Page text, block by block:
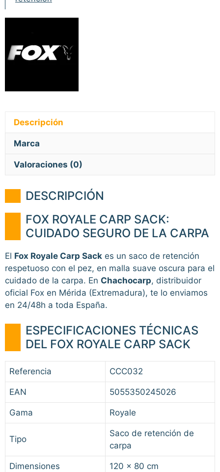
Descripción
Marca
Valoraciones (0)
DESCRIPCIÓN
FOX ROYALE CARP SACK:
CUIDADO SEGURO DE LA CARPA
El Fox Royale Carp Sack es un saco de retención
respetuoso con el pez, en malla suave oscura para el
cuidado de la carpa. En Chachocarp, distribuidor
oficial Fox en Mérida (Extremadura), te lo enviamos
en 24/48h a toda España.
ESPECIFICACIONES TÉCNICAS
DEL FOX ROYALE CARP SACK
Referencia CCC032
EAN 5055350245026
Gama Royale
Tipo
Saco de retención de
carpa
Dimensiones 120 x 80 cm